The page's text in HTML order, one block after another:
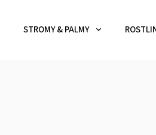
STROMY & PALMY